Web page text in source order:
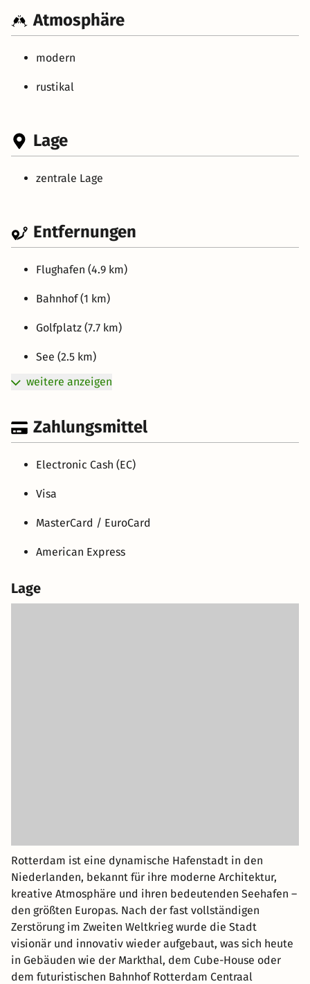
Atmosphäre
modern
rustikal
Lage
zentrale Lage
Entfernungen
Flughafen (4.9 km)
Bahnhof (1 km)
Golfplatz (7.7 km)
See (2.5 km)
weitere anzeigen
Zahlungsmittel
Electronic Cash (EC)
Visa
MasterCard / EuroCard
American Express
Lage
Rotterdam ist eine dynamische Hafenstadt in den
Niederlanden, bekannt für ihre moderne Architektur,
kreative Atmosphäre und ihren bedeutenden Seehafen –
den größten Europas. Nach der fast vollständigen
Zerstörung im Zweiten Weltkrieg wurde die Stadt
visionär und innovativ wieder aufgebaut, was sich heute
in Gebäuden wie der Markthal, dem Cube-House oder
dem futuristischen Bahnhof Rotterdam Centraal